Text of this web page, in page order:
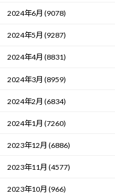
2024年6月 (9078)
2024年5月 (9287)
2024年4月 (8831)
2024年3月 (8959)
2024年2月 (6834)
2024年1月 (7260)
2023年12月 (6886)
2023年11月 (4577)
2023年10月 (966)